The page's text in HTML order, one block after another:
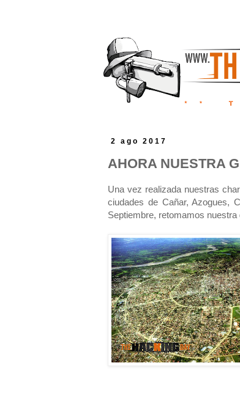
2 ago 2017
AHORA NUESTRA
Una vez realizada nuestras
ciudades de Cañar, Azogues,
Septiembre, retomamos